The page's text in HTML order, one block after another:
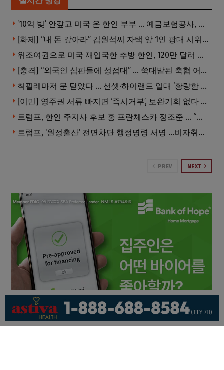
’10억 빚’ 안갚고 미국 온 한인 부부 … 예금보험공사, 미국서 소송
[화제] “내 돈 갚아라” 김원석씨 자택 앞 1인 광대 시위 … 한인 투자사, “108만 달러 못받아”
위조여권으로 미국 재입국한 추방 한인, 120만 달러 은행 사기 행각
[충격] “외국인 심판들에 성접대” … 쑥대밭된 축협 어디까지 추락하나
칙필레마저 문 닫았다 … 선셋·하이랜드 일대 ‘황량한 거리’로
[이민] 영주권 서류 빠지면 ‘즉시거부’, 보완기회 없다 … 이민심사 8월부터 확 바뀐다
트럼프, 한인 주지사 후보 홍 프란체스카 정조준 … “미치광이다”
트럼프, ‘원정출산’ 전면차단 행정명령 서명 …비자취소·입국금지·추방까지
PREV NEXT